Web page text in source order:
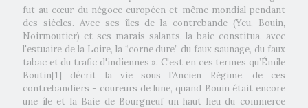
fut au cœur du négoce européen et même mondial pendant
des siècles. Avec ses îles de la contrebande (Yeu, Bouin,
Noirmoutier) et ses marais salants, la baie constitua, avec
l'estuaire de la Loire, la “corne dure” du faux saunage, du faux
tabac et du trafic d'indiennes ». C'est en ces termes qu’Émile
Boutin[1] décrit la vie sous l’Ancien Régime, de ces
contrebandiers - coureurs de lune, quand Bouin était encore
une île et la Baie de Bourgneuf un haut lieu du commerce